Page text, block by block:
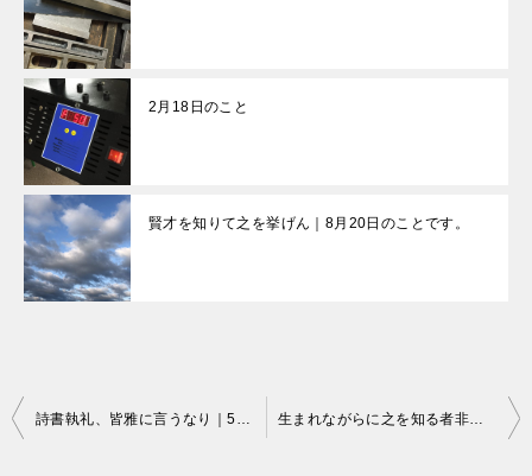
2月18日のこと
賢才を知りて之を挙げん｜8月20日のことです。
投